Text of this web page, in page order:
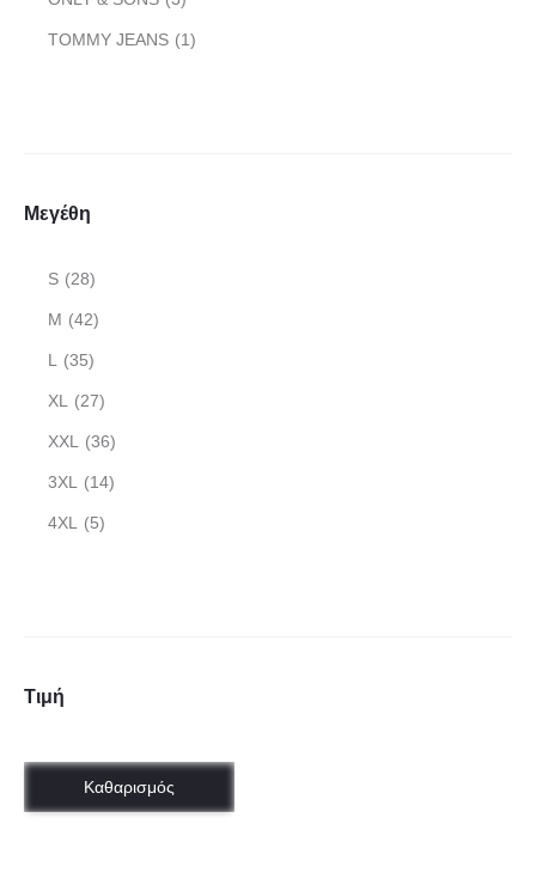
TOMMY JEANS (1)
Μεγέθη
S (28)
M (42)
L (35)
XL (27)
XXL (36)
3XL (14)
4XL (5)
Τιμή